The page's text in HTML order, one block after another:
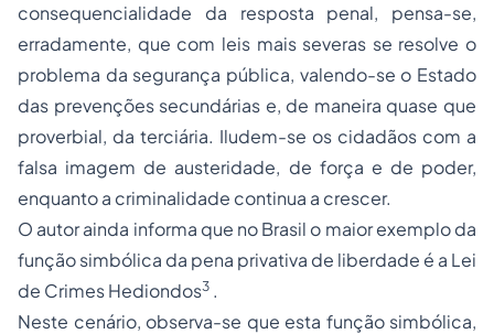
consequencialidade da resposta penal, pensa-se,
erradamente, que com leis mais severas se resolve o
problema da segurança pública, valendo-se o Estado
das prevenções secundárias e, de maneira quase que
proverbial, da terciária. Iludem-se os cidadãos com a
falsa imagem de austeridade, de força e de poder,
enquanto a criminalidade continua a crescer.
O autor ainda informa que no Brasil o maior exemplo da
função simbólica da pena privativa de liberdade é a Lei
de Crimes Hediondos3 .
Neste cenário, observa-se que esta função simbólica,